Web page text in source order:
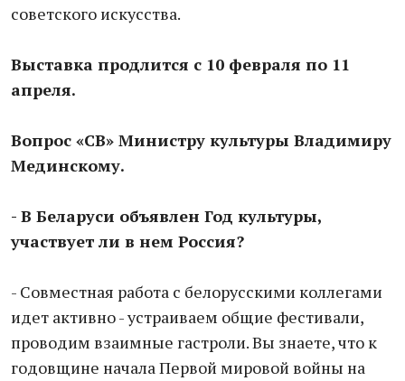
советского искусства.
Выставка продлится с 10 февраля по 11
апреля.
Вопрос «СВ» Министру культуры Владимиру
Мединскому.
- В Беларуси объявлен Год культуры,
участвует ли в нем Россия?
- Совместная работа с белорусскими коллегами
идет активно - устраиваем общие фестивали,
проводим взаимные гастроли. Вы знаете, что к
годовщине начала Первой мировой войны на